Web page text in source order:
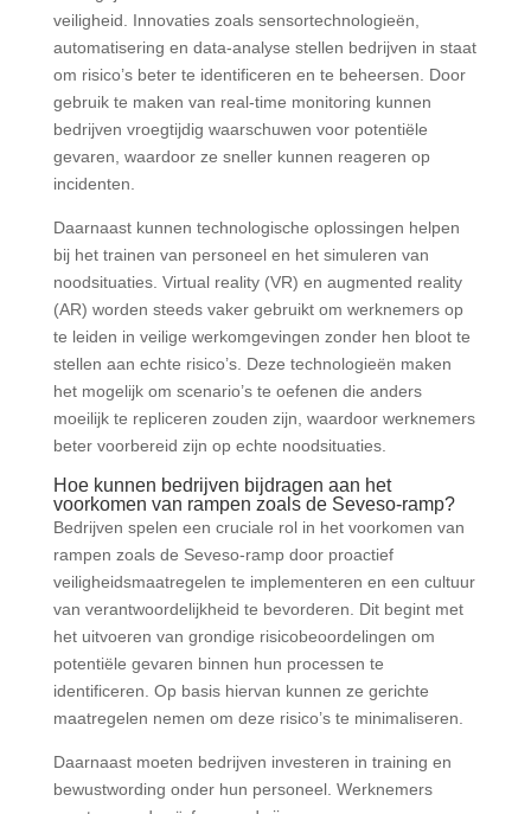
veiligheid. Innovaties zoals sensortechnologieën,
automatisering en data-analyse stellen bedrijven in staat
om risico’s beter te identificeren en te beheersen. Door
gebruik te maken van real-time monitoring kunnen
bedrijven vroegtijdig waarschuwen voor potentiële
gevaren, waardoor ze sneller kunnen reageren op
incidenten.
Daarnaast kunnen technologische oplossingen helpen
bij het trainen van personeel en het simuleren van
noodsituaties. Virtual reality (VR) en augmented reality
(AR) worden steeds vaker gebruikt om werknemers op
te leiden in veilige werkomgevingen zonder hen bloot te
stellen aan echte risico’s. Deze technologieën maken
het mogelijk om scenario’s te oefenen die anders
moeilijk te repliceren zouden zijn, waardoor werknemers
beter voorbereid zijn op echte noodsituaties.
Hoe kunnen bedrijven bijdragen aan het
voorkomen van rampen zoals de Seveso-ramp?
Bedrijven spelen een cruciale rol in het voorkomen van
rampen zoals de Seveso-ramp door proactief
veiligheidsmaatregelen te implementeren en een cultuur
van verantwoordelijkheid te bevorderen. Dit begint met
het uitvoeren van grondige risicobeoordelingen om
potentiële gevaren binnen hun processen te
identificeren. Op basis hiervan kunnen ze gerichte
maatregelen nemen om deze risico’s te minimaliseren.
Daarnaast moeten bedrijven investeren in training en
bewustwording onder hun personeel. Werknemers